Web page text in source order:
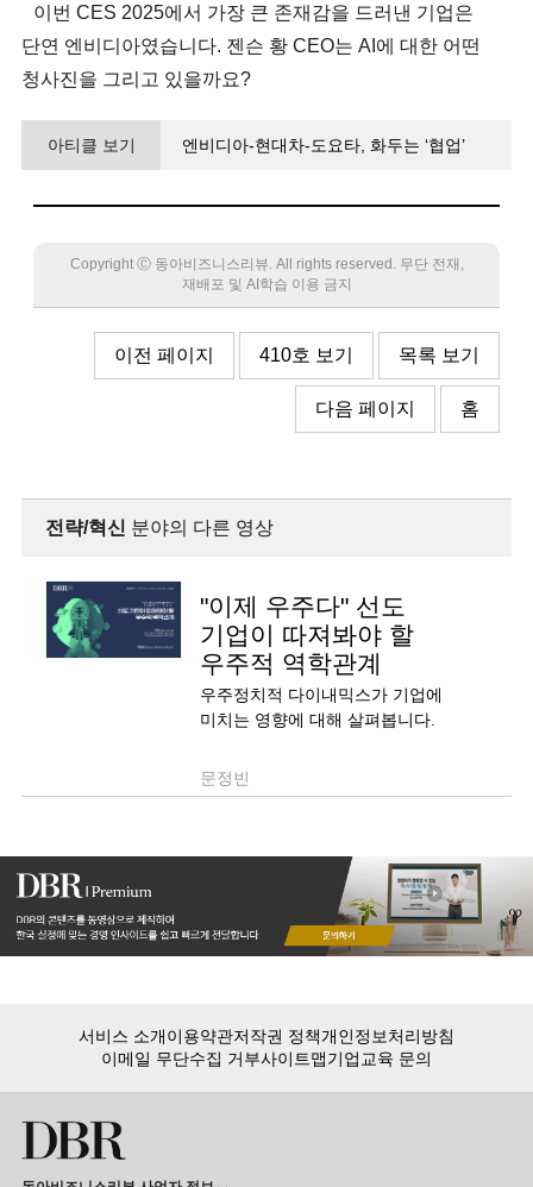
이번 CES 2025에서 가장 큰 존재감을 드러낸 기업은
단연 엔비디아였습니다. 젠슨 황 CEO는 AI에 대한 어떤
청사진을 그리고 있을까요?
아티클 보기
엔비디아-현대차-도요타, 화두는 ‘협업’
Copyright Ⓒ 동아비즈니스리뷰. All rights reserved. 무단 전재,
재배포 및 AI학습 이용 금지
이전 페이지 410호 보기 목록 보기
다음 페이지 홈
전략/혁신 분야의 다른 영상
"이제 우주다" 선도
기업이 따져봐야 할
우주적 역학관계
우주정치적 다이내믹스가 기업에
미치는 영향에 대해 살펴봅니다.
문정빈
서비스 소개이용약관저작권 정책개인정보처리방침
이메일 무단수집 거부사이트맵기업교육 문의